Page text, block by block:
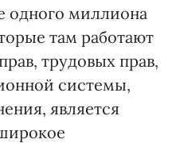
одного миллиона
там работают
трудовых прав,
системы,
является